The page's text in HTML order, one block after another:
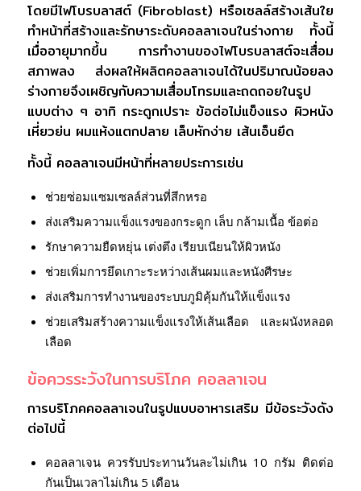
โดยมีไฟโบรบลาสต์ (Fibroblast) หรือเซลล์สร้างเส้นใย
ทำหน้าที่สร้างและรักษาระดับคอลลาเจนในร่างกาย ทั้งนี้
เมื่ออายุมากขึ้น การทำงานของไฟโบรบลาสต์จะเสื่อม
สภาพลง ส่งผลให้ผลิตคอลลาเจนได้ในปริมาณน้อยลง
ร่างกายจึงเผชิญกับความเสื่อมโทรมและถดถอยในรูป
แบบต่าง ๆ อาทิ กระดูกเปราะ ข้อต่อไม่แข็งแรง ผิวหนัง
เหี่ยวย่น ผมแห้งแตกปลาย เล็บหักง่าย เส้นเอ็นยึด
ทั้งนี้ คอลลาเจนมีหน้าที่หลายประการเช่น
ช่วยซ่อมแซมเซลล์ส่วนที่สึกหรอ
ส่งเสริมความแข็งแรงของกระดูก เล็บ กล้ามเนื้อ ข้อต่อ
รักษาความยืดหยุ่น เต่งตึง เรียบเนียนให้ผิวหนัง
ช่วยเพิ่มการยึดเกาะระหว่างเส้นผมและหนังศีรษะ
ส่งเสริมการทำงานของระบบภูมิคุ้มกันให้แข็งแรง
ช่วยเสริมสร้างความแข็งแรงให้เส้นเลือด และผนังหลอด
เลือด
ข้อควรระวังในการบริโภค คอลลาเจน
การบริโภคคอลลาเจนในรูปแบบอาหารเสริม มีข้อระวังดัง
ต่อไปนี้
คอลลาเจน ควรรับประทานวันละไม่เกิน 10 กรัม ติดต่อ
กันเป็นเวลาไม่เกิน 5 เดือน